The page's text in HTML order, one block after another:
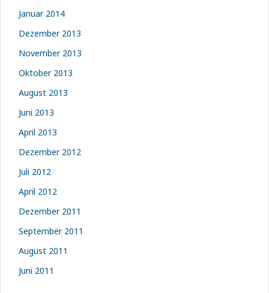
Januar 2014
Dezember 2013
November 2013
Oktober 2013
August 2013
Juni 2013
April 2013
Dezember 2012
Juli 2012
April 2012
Dezember 2011
September 2011
August 2011
Juni 2011